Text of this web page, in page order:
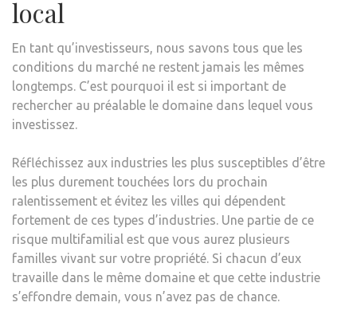
local
En tant qu’investisseurs, nous savons tous que les
conditions du marché ne restent jamais les mêmes
longtemps. C’est pourquoi il est si important de
rechercher au préalable le domaine dans lequel vous
investissez.
Réfléchissez aux industries les plus susceptibles d’être
les plus durement touchées lors du prochain
ralentissement et évitez les villes qui dépendent
fortement de ces types d’industries. Une partie de ce
risque multifamilial est que vous aurez plusieurs
familles vivant sur votre propriété. Si chacun d’eux
travaille dans le même domaine et que cette industrie
s’effondre demain, vous n’avez pas de chance.